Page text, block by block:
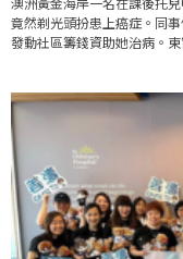
竟然剃光頭扮患上癌症。同
發動社區籌錢資助她治病。